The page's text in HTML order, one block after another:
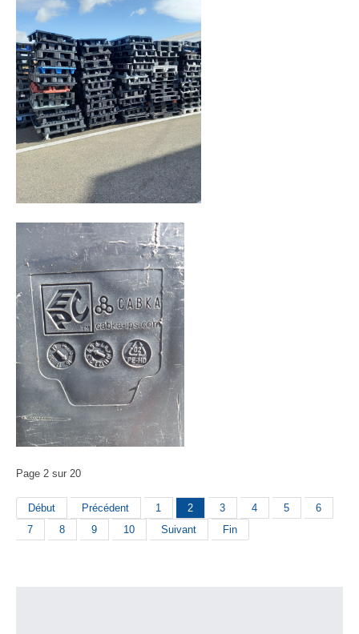
Page 2 sur 20
Début Précédent 1 2 3 4 5
6
7
8 9 10 Suivant Fin